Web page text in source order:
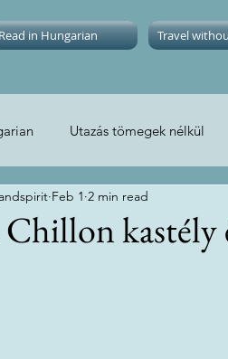
in Hungarian Travel
Utazás tömegek nélkül
crowds Cozy Apartments
kastély
Feb 1 2 min read